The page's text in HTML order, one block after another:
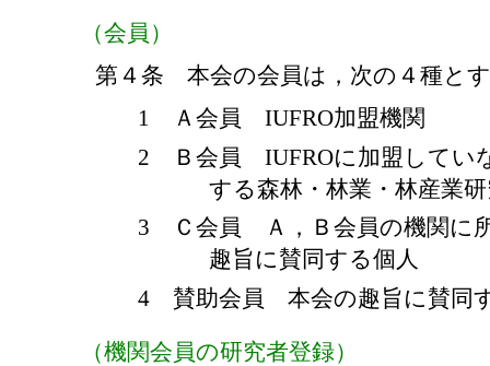
（会員）
第４条 本会の会員は，次の４種と
1 Ａ会員 IUFRO加盟機関
2 Ｂ会員 IUFROに加盟してい
する森林・林業・林産業
3 Ｃ会員 Ａ，Ｂ会員の機関に
趣旨に賛同する個人
4 賛助会員 本会の趣旨に賛同
（機関会員の研究者登録）